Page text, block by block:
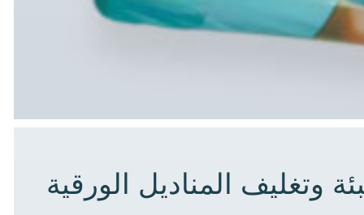
وتغليف المناديل الورقية